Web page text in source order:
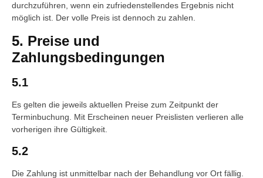
durchzuführen, wenn ein zufriedenstellendes Ergebnis nicht
möglich ist. Der volle Preis ist dennoch zu zahlen.
5. Preise und
Zahlungsbedingungen
5.1
Es gelten die jeweils aktuellen Preise zum Zeitpunkt der
Terminbuchung. Mit Erscheinen neuer Preislisten verlieren alle
vorherigen ihre Gültigkeit.
5.2
Die Zahlung ist unmittelbar nach der Behandlung vor Ort fällig.